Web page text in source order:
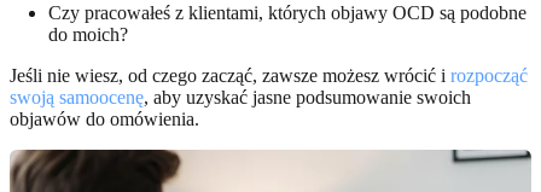
Czy pracowałeś z klientami, których objawy OCD są podobne
do moich?
Jeśli nie wiesz, od czego zacząć, zawsze możesz wrócić i rozpocząć
swoją samoocenę, aby uzyskać jasne podsumowanie swoich
objawów do omówienia.